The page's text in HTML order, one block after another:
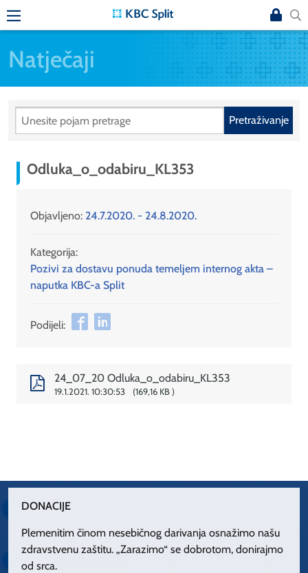
Natječaji
Pretraživanje
Odluka_o_odabiru_KL353
Objavljeno: 24.7.2020. - 24.8.2020.
Kategorija:
Pozivi za dostavu ponuda temeljem internog akta –
naputka KBC-a Split
Podijeli:
24_07_20 Odluka_o_odabiru_KL353
19.1.2021. 10:30:53 169,16 KB
DONACIJE
Plemenitim činom nesebičnog darivanja osnažimo našu
zdravstvenu zaštitu. „Zarazimo“ se dobrotom, donirajmo
od srca.